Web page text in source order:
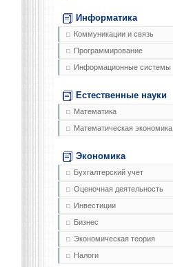
Информатика
Коммуникации и связь
Программирование
Информационные системы
Естественные науки
Математика
Математическая экономика
Экономика
Бухгалтерский учет
Оценочная деятельность
Инвестиции
Бизнес
Экономическая теория
Налоги